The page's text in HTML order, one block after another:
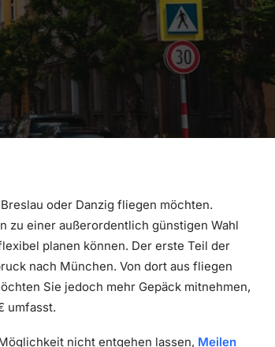
oder Danzig fliegen möchten.
zu einer außerordentlich günstigen Wahl
planen können. Der erste Teil der
nach München. Von dort aus fliegen
Sie jedoch mehr Gepäck mitnehmen,
umfasst.
nicht entgehen lassen, Meilen